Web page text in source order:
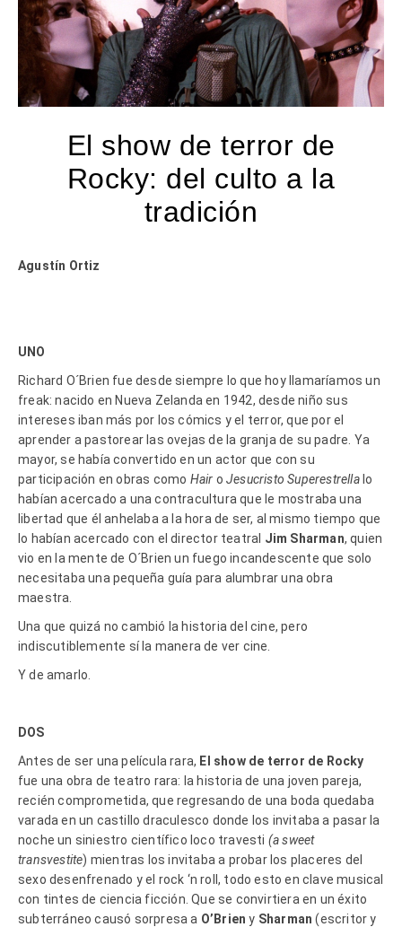
El show de terror de
Rocky: del culto a la
tradición
Agustín Ortiz
UNO
Richard O´Brien fue desde siempre lo que hoy llamaríamos un
freak: nacido en Nueva Zelanda en 1942, desde niño sus
intereses iban más por los cómics y el terror, que por el
aprender a pastorear las ovejas de la granja de su padre. Ya
mayor, se había convertido en un actor que con su
participación en obras como Hair oJesucristo Superestrellalo
habían acercado a una contracultura que le mostraba una
libertad que él anhelaba a la hora de ser, al mismo tiempo que
lo habían acercado con el director teatral Jim Sharman, quien
vio en la mente de O´Brien un fuego incandescente que solo
necesitaba una pequeña guía para alumbrar una obra
maestra.
Una que quizá no cambió la historia del cine, pero
indiscutiblemente sí la manera de ver cine.
Y de amarlo.
DOS
Antes de ser una película rara, El show de terror de Rocky
fue una obra de teatro rara: la historia de una joven pareja,
recién comprometida, que regresando de una boda quedaba
varada en un castillo draculesco donde los invitaba a pasar la
noche un siniestro científico loco travesti (a sweet
transvestite) mientras los invitaba a probar los placeres del
sexo desenfrenado y el rock ‘n roll, todo esto en clave musical
con tintes de ciencia ficción. Que se convirtiera en un éxito
subterráneo causó sorpresa a O’Brien y Sharman (escritor y